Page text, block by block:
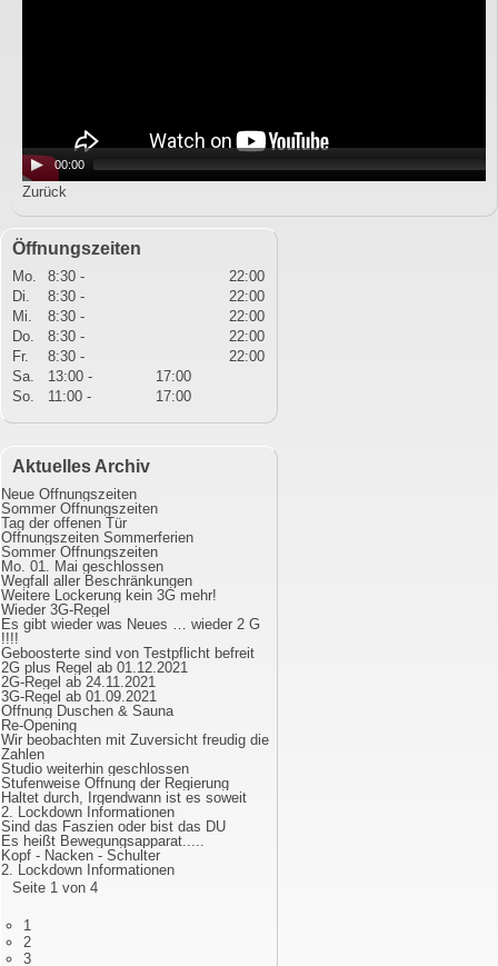
00:00
Zurück
Öffnungszeiten
Mo. 8:30 -
22:00
Di.
8:30 -
22:00
Mi.
8:30 -
22:00
Do.
8:30 -
22:00
Fr.
8:30 -
22:00
Sa.
13:00 -
17:00
So.
11:00 - 17:00
Aktuelles Archiv
Neue Öffnungszeiten
Sommer Öffnungszeiten
Tag der offenen Tür
Öffnungszeiten Sommerferien
Sommer Öffnungszeiten
Mo. 01. Mai geschlossen
Wegfall aller Beschränkungen
Weitere Lockerung kein 3G mehr!
Wieder 3G-Regel
Es gibt wieder was Neues … wieder 2 G
!!!!
Geboosterte sind von Testpflicht befreit
2G plus Regel ab 01.12.2021
2G-Regel ab 24.11.2021
3G-Regel ab 01.09.2021
Öffnung Duschen & Sauna
Re-Opening
Wir beobachten mit Zuversicht freudig die
Zahlen
Studio weiterhin geschlossen
Stufenweise Öffnung der Regierung
Haltet durch, Irgendwann ist es soweit
2. Lockdown Informationen
Sind das Faszien oder bist das DU
Es heißt Bewegungsapparat.....
Kopf - Nacken - Schulter
2. Lockdown Informationen
Seite 1 von 4
1
2
3